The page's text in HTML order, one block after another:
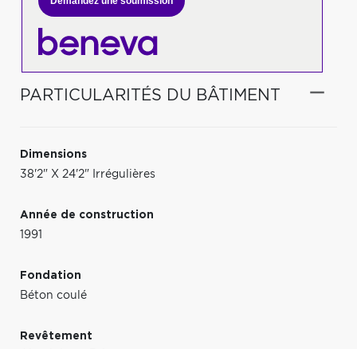
PARTICULARITÉS DU BÂTIMENT
Dimensions
38'2" X 24'2" Irrégulières
Année de construction
1991
Fondation
Béton coulé
Revêtement